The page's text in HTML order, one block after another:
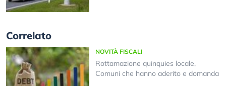
Correlato
NOVITÀ FISCALI
Rottamazione quinquies locale,
Comuni che hanno aderito e domanda